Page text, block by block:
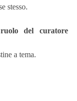
stesso.
del curatore
a tema.